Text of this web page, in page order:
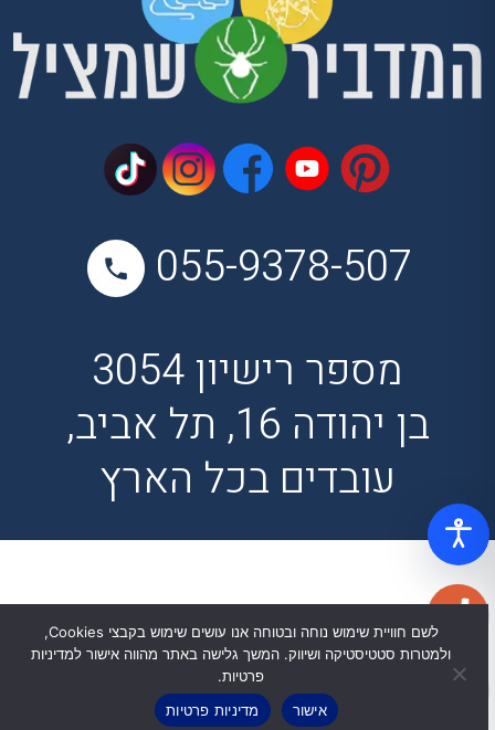
055-9378-507
מספר רישיון 3054
בן יהודה 16, תל אביב,
עובדים בכל הארץ
לשם חוויית שימוש נוחה ובטוחה אנו עושים שימוש בקבצי Cookies,
ולמטרות סטטיסטיקה ושיווק. המשך גלישה באתר מהווה אישור למדיניות
פרטיות.
אישור
מדיניות פרטיות